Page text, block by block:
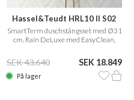
Hassel&Teudt HRL10 II S02
SmartTerm duschstångsset med Ø31
cm. Rain DeLuxe med EasyClean,
SEK 43.640 SEK 18.849
På lager